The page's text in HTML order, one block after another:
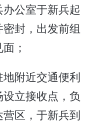
公室于新兵起
封，出发前组
；
地附近交通便利
立接收点，负
区，于新兵到